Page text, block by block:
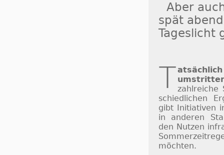
Aber
spät
Ta­ges­licht
T
schied­li­chen
gibt Ini­ti­a­ti­ven
in an­de­ren
den Nut­zen
möch­ten.